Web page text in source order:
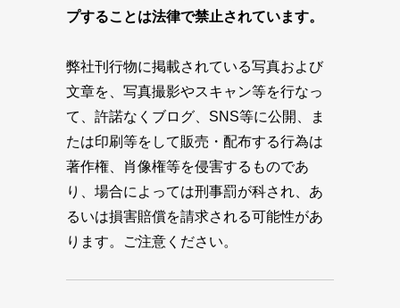
プすることは法律で禁止されています。
弊社刊行物に掲載されている写真および
文章を、写真撮影やスキャン等を行なっ
て、許諾なくブログ、SNS等に公開、ま
たは印刷等をして販売・配布する行為は
著作権、肖像権等を侵害するものであ
り、場合によっては刑事罰が科され、あ
るいは損害賠償を請求される可能性があ
ります。ご注意ください。